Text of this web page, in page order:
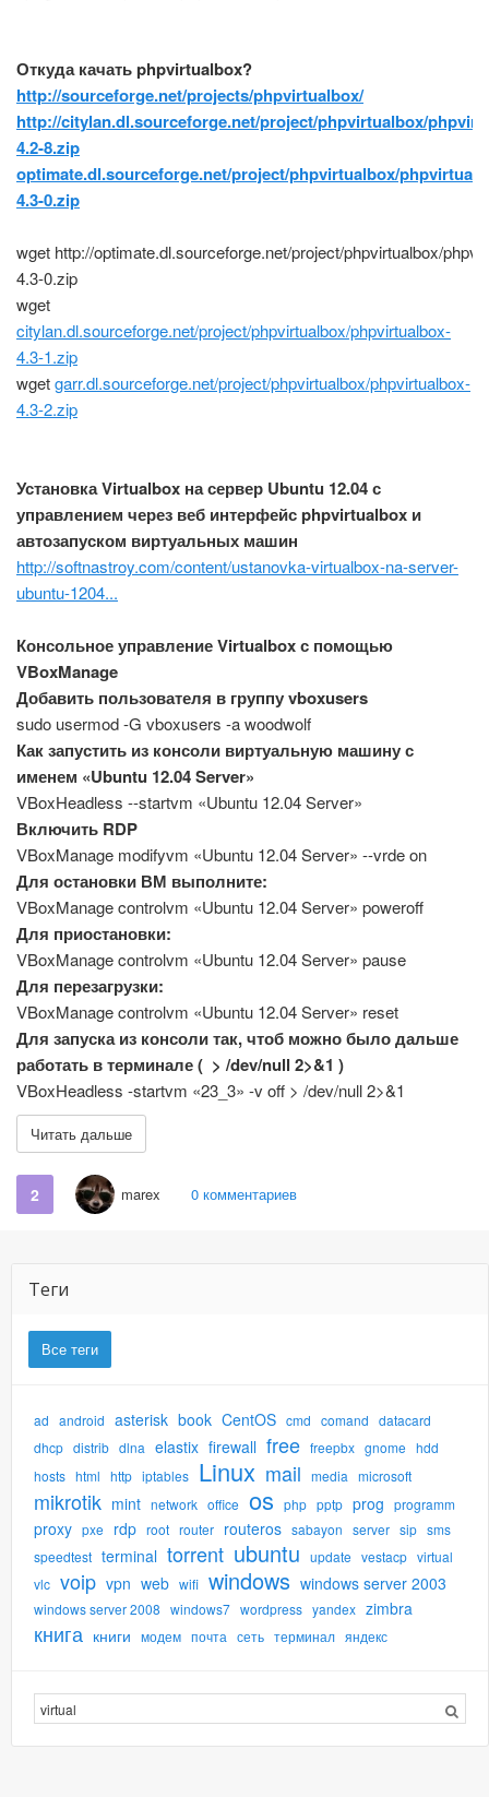
Откуда качать phpvirtualbox?
http://sourceforge.net/projects/phpvirtualbox/
http://citylan.dl.sourceforge.net/project/phpvirtualbox/
4.2-8.zip
optimate.dl.sourceforge.net/project/phpvirtualbox/
4.3-0.zip
wget http://optimate.dl.sourceforge.net/project/phpvirtualbox/
4.3-0.zip
wget
citylan.dl.sourceforge.net/project/phpvirtualbox/phpvirtualbox-
4.3-1.zip
wgetgarr.dl.sourceforge.net/project/phpvirtualbox/phpvirtualbox-
4.3-2.zip
Установка Virtualbox на сервер Ubuntu 12.04 с
управлением через веб интерфейс phpvirtualbox и
автозапуском виртуальных машин
http://softnastroy.com/content/ustanovka-virtualbox-na-server-
ubuntu-1204...
Консольное управление Virtualbox с помощью
VBoxManage
Добавить пользователя в группу vboxusers
sudo usermod -G vboxusers -a woodwolf
Как запустить из консоли виртуальную машину с
именем «Ubuntu 12.04 Server»
VBoxHeadless --startvm «Ubuntu 12.04 Server»
Включить RDP
VBoxManage modifyvm «Ubuntu 12.04 Server» --vrde on
Для остановки ВМ выполните:
VBoxManage controlvm «Ubuntu 12.04 Server» poweroff
Для приостановки:
VBoxManage controlvm «Ubuntu 12.04 Server» pause
Для перезагрузки:
VBoxManage controlvm «Ubuntu 12.04 Server» reset
Для запуска из консоли так, чтоб можно было дальше
работать в терминале ( > /dev/null 2>&1 )
VBoxHeadless -startvm «23_3» -v off > /dev/null 2>&1
Читать дальше
2 marex 0 комментариев
Теги
Все теги
ad android asterisk book CentOS cmd comand datacard
dhcp distrib dlna elastix firewall free freepbx gnome hdd
hosts html http iptables Linux mail media microsoft
mikrotik mint network office os php pptp prog programm
proxy pxe rdp root router routeros sabayon server sip sms
speedtest terminal torrent ubuntu update vestacp virtual
vlc voip vpn web wifi windows windows server 2003
windows server 2008 windows7 wordpress yandex zimbra
книга книги модем почта сеть терминал яндекс